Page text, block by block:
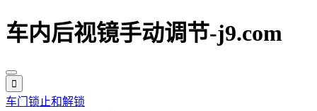
车内后视镜手动调节-j9.com
车门锁止和解锁